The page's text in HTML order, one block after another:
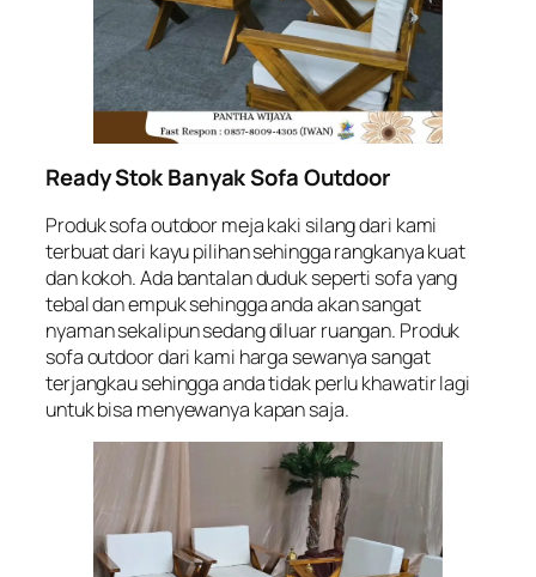
Ready Stok Banyak Sofa Outdoor
Produk sofa outdoor meja kaki silang dari kami
terbuat dari kayu pilihan sehingga rangkanya kuat
dan kokoh. Ada bantalan duduk seperti sofa yang
tebal dan empuk sehingga anda akan sangat
nyaman sekalipun sedang diluar ruangan. Produk
sofa outdoor dari kami harga sewanya sangat
terjangkau sehingga anda tidak perlu khawatir lagi
untuk bisa menyewanya kapan saja.